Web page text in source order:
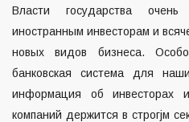
Власти государства
иностранным инвесторам и
новых видов бизнеса. Особо
банковская система для
информация об инвесторах
компаний держится в строгjм